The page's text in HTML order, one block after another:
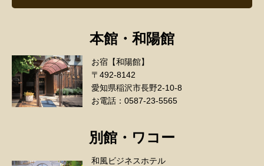
本館・和陽館
お宿【和陽館】
〒492-8142
愛知県稲沢市長野2-10-8
お電話：0587-23-5565
別館・ワコー
和風ビジネスホテル